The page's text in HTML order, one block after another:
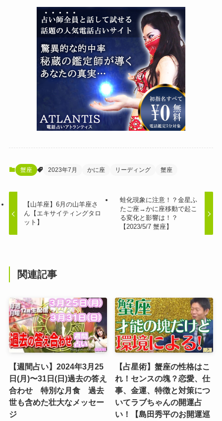
蟹座 2023年7月 かに座 リーディング 蟹座
【山羊座】6月の山羊座さ
ん【エキサイティングタロ
ット】
蛙化現象に注意！？金星ふ
たご座→かに座移動で起こ
る変化と影響は！？
【2023/5/7 蟹座】
関連記事
【週間占い】2024年3月25
日(月)〜31日(日)過去の答え
合わせ 特別な月食 過去
世も含めた壮大なメッセー
ジ
【占星術】蟹座の性格はこ
れ！センスの塊？恋愛、仕
事、金運、特徴と対策につ
いてラブちゃんの開運占
い！【島田秀平のお開運巡